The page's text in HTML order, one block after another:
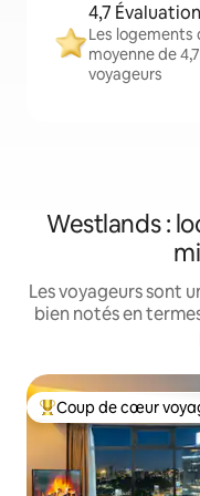
4,7
Les
moyenne de
voyageurs
Westlands :
Les voyageurs sont
bien notés en
Coups de cœur
Coup de cœur